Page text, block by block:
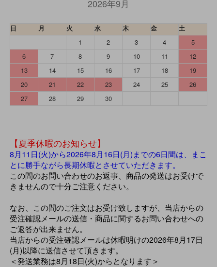
2026年9月
日 月 火 水 木 金
土
1
2 3 4
5
6
7 8 9 10 11
12
13
14 15 16 17 18
19
20
21 22 23 24 25
26
27
28 29 30
【夏季休暇のお知らせ】
8月11日(火)から2026年8月16日(月)までの6日間は、まこ
とに勝手ながら長期休暇とさせていただきます。
この間のお問い合わせのお返事、商品の発送はお受けで
きませんので十分ご注意ください。
なお、この間のご注文はお受け致しますが、当店からの
受注確認メールの送信・商品に関するお問い合わせへの
ご返答が出来ません。
当店からの受注確認メールは休暇明けの2026年8月17日
(月)以降に送信させて頂きます。
＜発送業務は8月18日(火)からとなります＞